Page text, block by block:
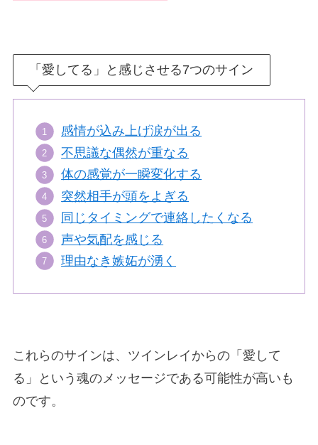
「愛してる」と感じさせる7つのサイン
感情が込み上げ涙が出る
不思議な偶然が重なる
体の感覚が一瞬変化する
突然相手が頭をよぎる
同じタイミングで連絡したくなる
声や気配を感じる
理由なき嫉妬が湧く
これらのサインは、ツインレイからの「愛して
る」という魂のメッセージである可能性が高いも
のです。